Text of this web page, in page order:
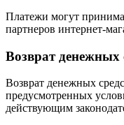
Платежи могут
партнеров интернет-
Возврат денежных
Возврат денежных
предусмотренных
действующим